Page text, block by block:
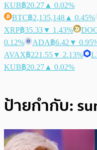
KUB฿20.27 ▲ 0.02%
BTC฿2,135,148 ▲ 0.45%
XRP฿35.33▼ 1.43%
0.12%
ADA฿6.42 ▼
AVAX฿221.55▼ 2.13%
KUB฿20.27 ▲ 0.02%
ป้ายกำกับ: